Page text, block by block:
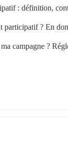
: définition,
participatif ? En
campagne ?